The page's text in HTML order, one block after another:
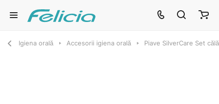
Igiena orală Accesorii igiena orală Piave SilverCare Set